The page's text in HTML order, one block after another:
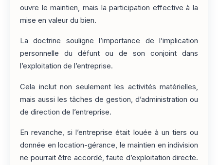
ouvre le maintien, mais la participation effective à la
mise en valeur du bien.
La doctrine souligne l’importance de l’implication
personnelle du défunt ou de son conjoint dans
l’exploitation de l’entreprise.
Cela inclut non seulement les activités matérielles,
mais aussi les tâches de gestion, d’administration ou
de direction de l’entreprise.
En revanche, si l’entreprise était louée à un tiers ou
donnée en location-gérance, le maintien en indivision
ne pourrait être accordé, faute d’exploitation directe.